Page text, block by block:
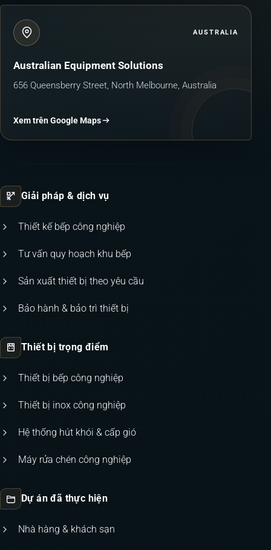
AUSTRALIA
Australian Equipment Solutions
656 Queensberry Street, North Melbourne, Australia
Xem trên Google Maps
Giải pháp & dịch vụ
Thiết kế bếp công nghiệp
Tư vấn quy hoạch khu bếp
Sản xuất thiết bị theo yêu cầu
Bảo hành & bảo trì thiết bị
Thiết bị trọng điểm
Thiết bị bếp công nghiệp
Thiết bị inox công nghiệp
Hệ thống hút khói & cấp gió
Máy rửa chén công nghiệp
Dự án đã thực hiện
Nhà hàng & khách sạn